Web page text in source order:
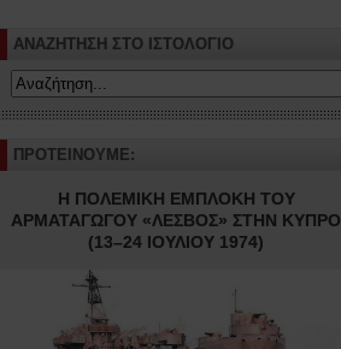
ΑΝΑΖΗΤΗΣΗ ΣΤΟ ΙΣΤΟΛΟΓΙΟ
ΠΡΟΤΕΙΝΟΥΜΕ:
Η ΠΟΛΕΜΙΚΗ ΕΜΠΛΟΚΗ ΤΟΥ
ΑΡΜΑΤΑΓΩΓΟΥ «ΛΕΣΒΟΣ» ΣΤΗΝ ΚΥΠΡΟ
(13–24 ΙΟΥΛΙΟΥ 1974)